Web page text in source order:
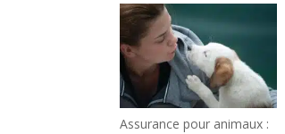
Assurance pour animaux :